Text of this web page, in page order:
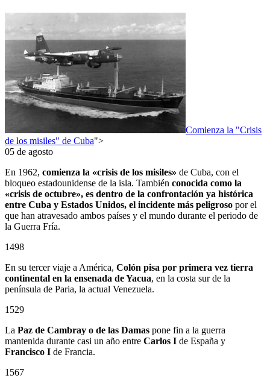
Comienza la "Crisis
de los misiles" de Cuba">
05 de agosto
En 1962, comienza la «crisis de los misiles» de Cuba, con el
bloqueo estadounidense de la isla. También conocida como la
«crisis de octubre», es dentro de la confrontación ya histórica
entre Cuba y Estados Unidos, el incidente más peligroso por el
que han atravesado ambos países y el mundo durante el periodo de
la Guerra Fría.
1498
En su tercer viaje a América, Colón pisa por primera vez tierra
continental en la ensenada de Yacua, en la costa sur de la
península de Paria, la actual Venezuela.
1529
La Paz de Cambray o de las Damas pone fin a la guerra
mantenida durante casi un año entre Carlos I de España y
Francisco I de Francia.
1567